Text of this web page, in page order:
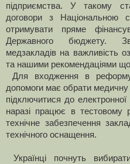
підприємства. У такому
договори з Національною
отримувати пряме
Державного бюджету.
медзакладів на важливість
та нашими рекомендаціями
Для входження в реформу
допомоги має обрати
підключитися до
наразі працює в тестовому
технічне забезпечення
технічного оснащення.
Українці почнуть